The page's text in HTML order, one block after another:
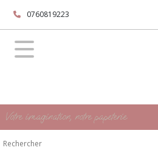
0760819223
Votre imagination, notre papeterie